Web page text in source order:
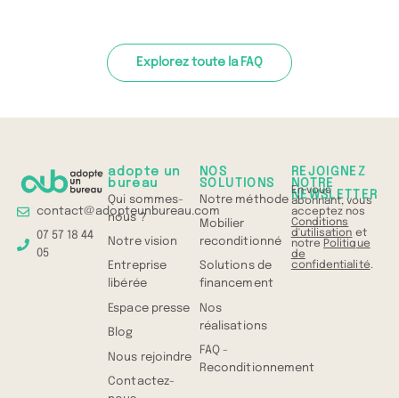
Explorez toute la FAQ
contact@adopteunbureau.com
07 57 18 44
05
adopte un
bureau
Qui sommes-
nous ?
Notre vision
Entreprise
libérée
Espace presse
Blog
Nous rejoindre
Contactez-
NOS
SOLUTIONS
Notre méthode
Mobilier
reconditionné
Solutions de
financement
Nos
réalisations
FAQ -
Reconditionnement
REJOIGNEZ
NOTRE
NEWSLETTER
En vous
abonnant, vous
acceptez nos
Conditions
d'utilisation et
notre Politique
de
confidentialité.